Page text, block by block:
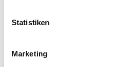
Statistiken
Marketing
Aktive Filter:
Bereiche: Stiftungen